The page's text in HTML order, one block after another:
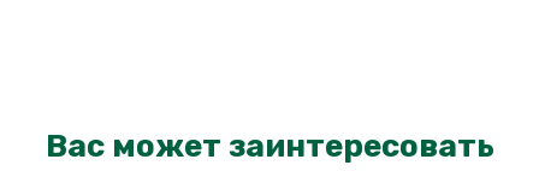
Вас может заинтересовать